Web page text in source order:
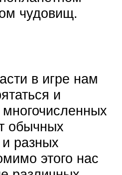
чудовищ.
в игре нам
и
многочисленных
обычных
разных
этого нас